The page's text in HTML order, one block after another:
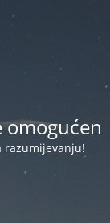
omogućen
razumijevanju!